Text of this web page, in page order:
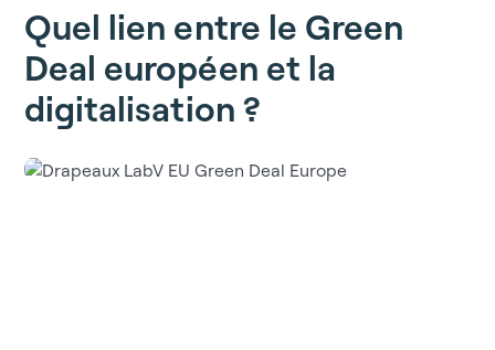
Quel lien entre le Green
Deal européen et la
digitalisation ?